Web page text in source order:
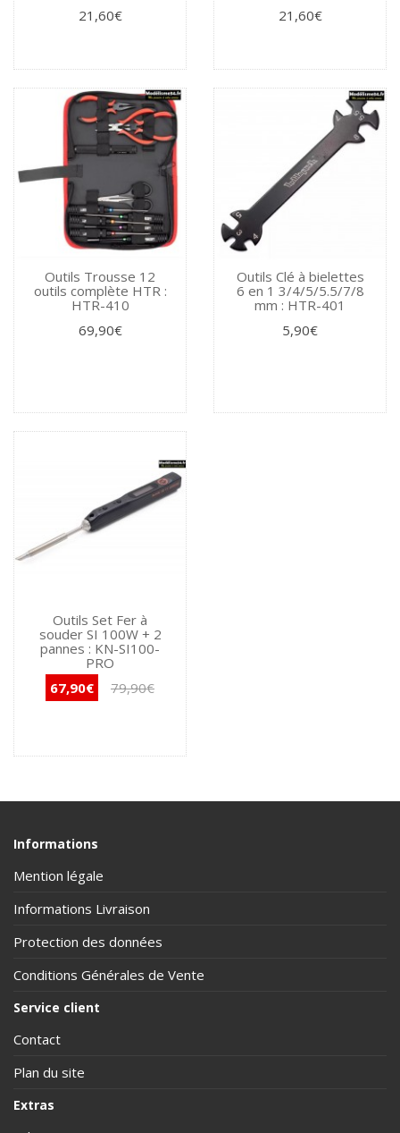
21,60€
21,60€
Outils Trousse 12
outils complète HTR :
HTR-410
69,90€
Outils Clé à bielettes
6 en 1 3/4/5/5.5/7/8
mm : HTR-401
5,90€
Outils Set Fer à
souder SI 100W + 2
pannes : KN-SI100-
PRO
67,90€
79,90€
Informations
Mention légale
Informations Livraison
Protection des données
Conditions Générales de Vente
Service client
Contact
Plan du site
Extras